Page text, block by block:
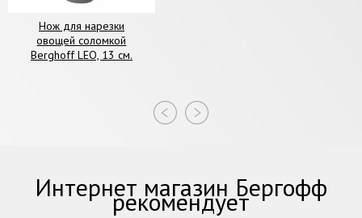
Нож для нарезки
овощей соломкой
Berghoff LEO, 13 см.
Интернет магазин Бергофф
рекомендует